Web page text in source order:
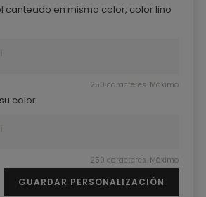
canteado en mismo color, color lino
250 caracteres. Máximo
color
250 caracteres. Máximo
GUARDAR PERSONALIZACIÓN